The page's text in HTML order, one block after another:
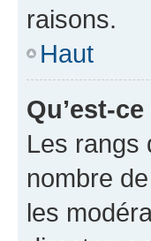
raisons.
Haut
Qu’est-
Les rangs
nombre
les